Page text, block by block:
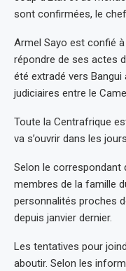
sont confirmées, le
Armel Sayo est confié
répondre de ses actes
été extradé vers
judiciaires entre le
Toute la Centrafrique
va s’ouvrir dans les
Selon le correspondant
membres de la famille
personnalités proches
depuis janvier dernier.
Les tentatives pour
aboutir. Selon les